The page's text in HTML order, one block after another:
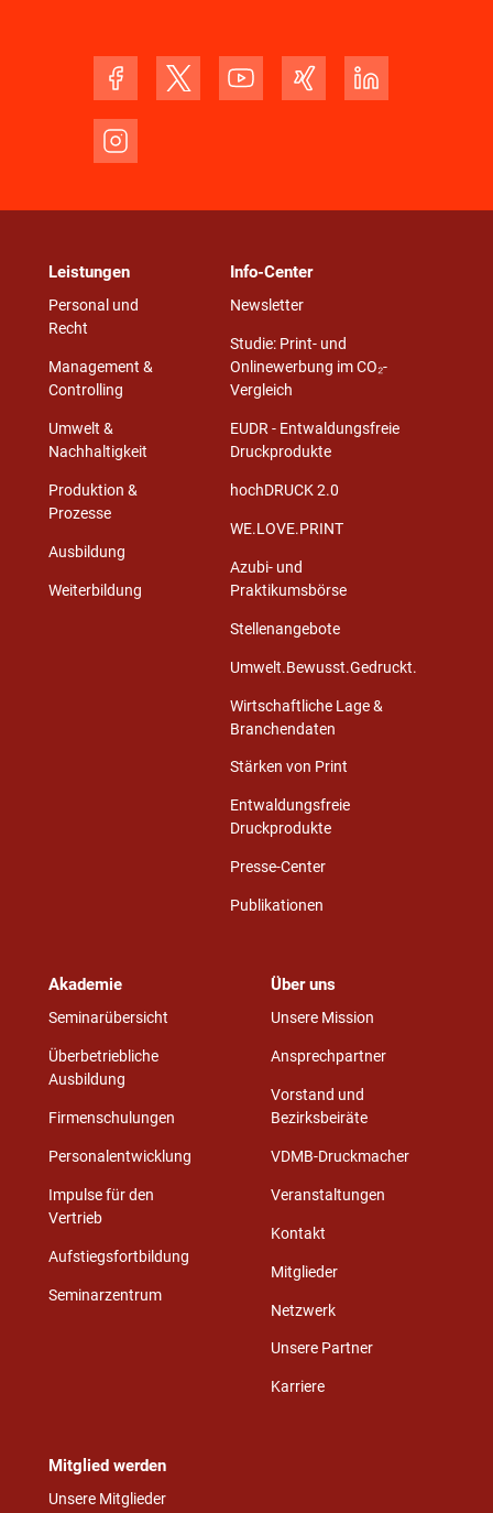
Leistungen
Personal und
Recht
Management &
Controlling
Umwelt &
Nachhaltigkeit
Produktion &
Prozesse
Ausbildung
Weiterbildung
Info-Center
Newsletter
Studie: Print- und
Onlinewerbung im CO₂-
Vergleich
EUDR - Entwaldungsfreie
Druckprodukte
hochDRUCK 2.0
WE.LOVE.PRINT
Azubi- und
Praktikumsbörse
Stellenangebote
Umwelt.Bewusst.Gedruckt.
Wirtschaftliche Lage &
Branchendaten
Stärken von Print
Entwaldungsfreie
Druckprodukte
Presse-Center
Publikationen
Akademie
Seminarübersicht
Überbetriebliche
Ausbildung
Firmenschulungen
Personalentwicklung
Impulse für den
Vertrieb
Aufstiegsfortbildung
Seminarzentrum
Über uns
Unsere Mission
Ansprechpartner
Vorstand und
Bezirksbeiräte
VDMB-Druckmacher
Veranstaltungen
Kontakt
Mitglieder
Netzwerk
Unsere Partner
Karriere
Mitglied werden
Unsere Mitglieder